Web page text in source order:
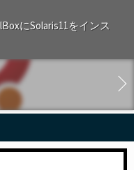
にSolaris11をインス